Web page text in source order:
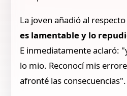
La joven añadió al
es lamentable y lo
E inmediatamente aclaró:
lo mio. Reconocí mis
afronté las consecuencias".